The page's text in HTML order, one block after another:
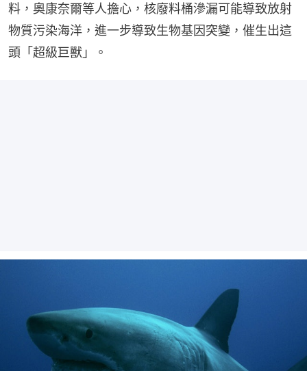
料，奧康奈爾等人擔心，核廢料桶滲漏可能導致放射
物質污染海洋，進一步導致生物基因突變，催生出這
頭「超級巨獸」。